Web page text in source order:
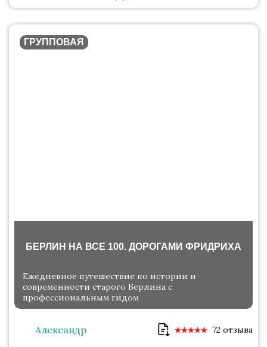
ГРУППОВАЯ
БЕРЛИН НА ВСЕ 100. ДОРОГАМИ ФРИДРИХА
Ежедневное путешествие по истории и
современности старого Берлина с
профессиональным гидом
Александр 72 отзыва